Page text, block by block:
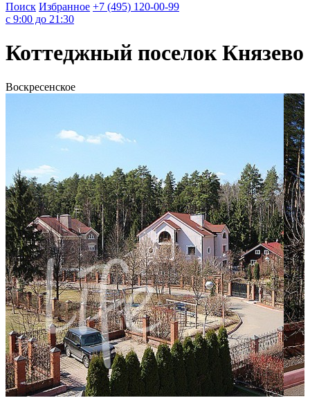
Поиск Избранное +7 (495) 120-00-99
c 9:00 до 21:30
Коттеджный поселок Князево
Воскресенское